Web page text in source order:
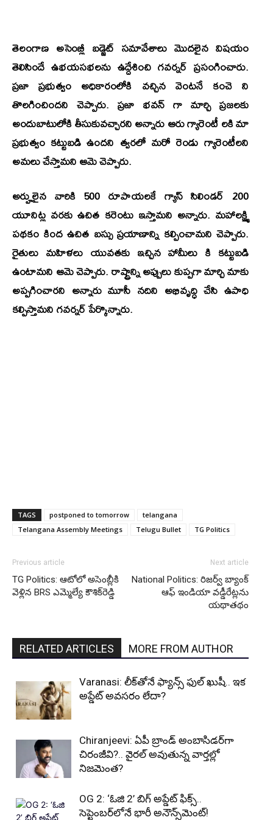
తెలంగాణ అసెంబ్లీ బడ్జెట్ సమావేశాలు మొదలైన విషయం
తెలిసిందే ఉభయసభలను ఉద్దేశించి గవర్నర్ ప్రసంగించారు.
ప్రజా ప్రభుత్వం అధికారంలోకి వచ్చిన వెంటనే కంచె ని
తొలగించిందని చెప్పారు. ప్రజా భవన్ గా మార్చి ప్రజలకు
అందుబాటులోకి తీసుకువచ్చారని అన్నారు ఆరు గ్యారెంటీ లకి మా
ప్రభుత్వం కట్టుబడి ఉందని త్వరలో మరో రెండు గ్యారెంటీలని
అమలు చేస్తామని ఆమె చెప్పారు.
అర్హులైన వారికి 500 రూపాయలకే గ్యాస్ సిలిండర్ 200
యూనిట్ల వరకు ఉచిత కరెంటు ఇస్తామని అన్నారు. మహాలక్ష్మి
పథకం కింద ఉచిత బస్సు ప్రయాణాన్ని కల్పించామని చెప్పారు.
రైతులు మహిళలు యువతకు ఇచ్చిన హామీలు కి కట్టుబడి
ఉంటామని ఆమె చెప్పారు. రాష్ట్రాన్ని అప్పులు కుప్పగా మార్చి మాకు
అప్పగించారని అన్నారు మూసీ నదిని అభివృద్ధి చేసి ఉపాధి
కల్పిస్తామని గవర్నర్ పేర్కొన్నారు.
TAGS postponed to tomorrow
telangana
Telangana Assembly Meetings
Telugu Bullet TG Politics
Previous article
TG Politics: ఆటోలో అసెంబ్లీకి
వెళ్లిన BRS ఎమ్మెల్యే కౌశిక్‌రెడ్డి
Next article
National Politics: రిజర్వ్ బ్యాంక్
ఆఫ్ ఇండియా వడ్డీరేట్లను
యథాతథం
RELATED ARTICLES MORE FROM AUTHOR
Varanasi: లీక్‌తోనే ఫ్యాన్స్ ఫుల్ ఖుషీ.. ఇక
అప్డేట్ అవసరం లేదా?
Chiranjeevi: ఏపీ బ్రాండ్ అంబాసిడర్‌గా
చిరంజీవి?.. వైరల్ అవుతున్న వార్తల్లో
నిజమెంత?
OG 2: ‘ఓజి 2’ బిగ్ అప్డేట్ ఫిక్స్..
సెప్టెంబర్‌లోనే భారీ అనౌన్స్‌మెంట్!